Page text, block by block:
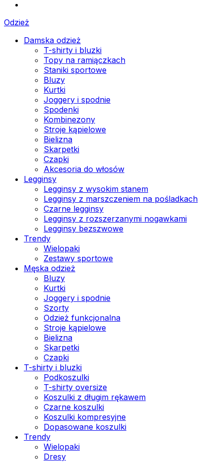
Odzież
Damska odzież
T-shirty i bluzki
Topy na ramiączkach
Staniki sportowe
Bluzy
Kurtki
Joggery i spodnie
Spodenki
Kombinezony
Stroje kąpielowe
Bielizna
Skarpetki
Czapki
Akcesoria do włosów
Legginsy
Legginsy z wysokim stanem
Legginsy z marszczeniem na pośladkach
Czarne legginsy
Legginsy z rozszerzanymi nogawkami
Legginsy bezszwowe
Trendy
Wielopaki
Zestawy sportowe
Męska odzież
Bluzy
Kurtki
Joggery i spodnie
Szorty
Odzież funkcjonalna
Stroje kąpielowe
Bielizna
Skarpetki
Czapki
T-shirty i bluzki
Podkoszulki
T-shirty oversize
Koszulki z długim rękawem
Czarne koszulki
Koszulki kompresyjne
Dopasowane koszulki
Trendy
Wielopaki
Dresy